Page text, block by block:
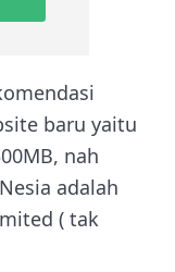
baru yaitu
nah
adalah
( tak